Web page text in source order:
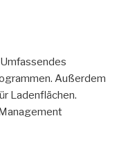
Außerdem
Ladenflächen.